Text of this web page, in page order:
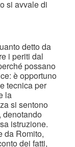
si avvale di
detto da
i periti dal
possano
è opportuno
tecnica per
la
si sentono
denotando
istruzione.
da Romito,
dei fatti,